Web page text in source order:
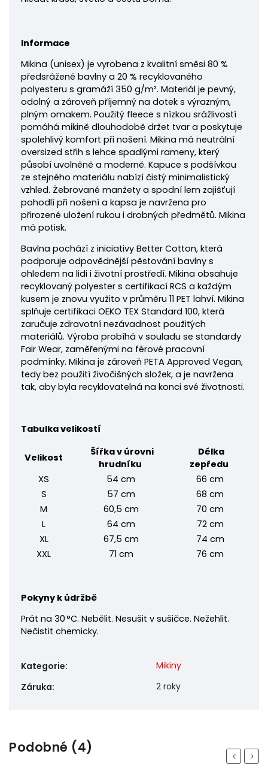
Informace
Mikina (unisex) je vyrobena z kvalitní směsi 80 %
předsrážené bavlny a 20 % recyklovaného
polyesteru s gramáží 350 g/m². Materiál je pevný,
odolný a zároveň příjemný na dotek s výrazným,
plným omakem. Použitý fleece s nízkou srážlivostí
pomáhá mikině dlouhodobě držet tvar a poskytuje
spolehlivý komfort při nošení. Mikina má neutrální
oversized střih s lehce spadlými rameny, který
působí uvolněně a moderně. Kapuce s podšívkou
ze stejného materiálu nabízí čistý minimalistický
vzhled. Žebrované manžety a spodní lem zajišťují
pohodlí při nošení a kapsa je navržena pro
přirozené uložení rukou i drobných předmětů. Mikina
má potisk.
Bavlna pochází z iniciativy Better Cotton, která
podporuje odpovědnější pěstování bavlny s
ohledem na lidi i životní prostředí. Mikina obsahuje
recyklovaný polyester s certifikací RCS a každým
kusem je znovu využito v průměru 11 PET lahví. Mikina
splňuje certifikaci OEKO TEX Standard 100, která
zaručuje zdravotní nezávadnost použitých
materiálů. Výroba probíhá v souladu se standardy
Fair Wear, zaměřenými na férové pracovní
podmínky. Mikina je zároveň PETA Approved Vegan,
tedy bez použití živočišných složek, a je navržena
tak, aby byla recyklovatelná na konci své životnosti.
Tabulka velikostí
Velikost
Šířka v úrovni
hrudníku
Délka
zepředu
XS
54 cm
66 cm
S
57 cm
68 cm
M
60,5 cm
70 cm
L
64 cm
72 cm
XL
67,5 cm
74 cm
XXL
71 cm 76 cm
Pokyny k údržbě
Prát na 30 °C. Nebělit. Nesušit v sušičce. Nežehlit.
Nečistit chemicky.
Kategorie:
Mikiny
Záruka: 2 roky
Podobné (4) Previous
Next